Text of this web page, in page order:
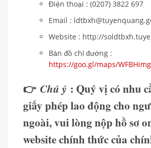
Điện thoại : (0207) 3822 697
Email :
Website : http://
Bản đồ chỉ đường :
https://goo.gl/maps/
👉 Chú ý : Quý vị có nhu
giấy phép lao động cho
ngoài, vui lòng nộp hồ sơ
website chính thức của